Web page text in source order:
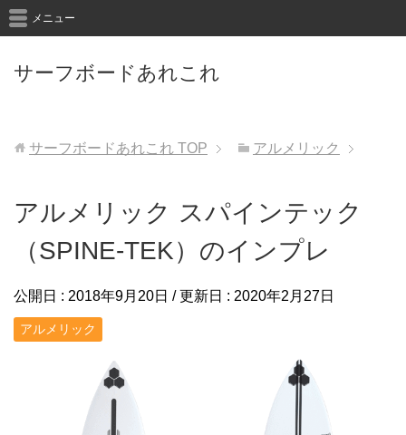
サーフボードあれこれ
メニュー
サーフボードあれこれ TOP アルメリック
アルメリック スパインテック
（SPINE-TEK）のインプレ
公開日 : 2018年9月20日 / 更新日 : 2020年2月27日
アルメリック